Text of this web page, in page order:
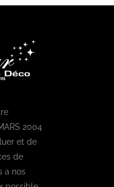
2004
et de
de
a nos